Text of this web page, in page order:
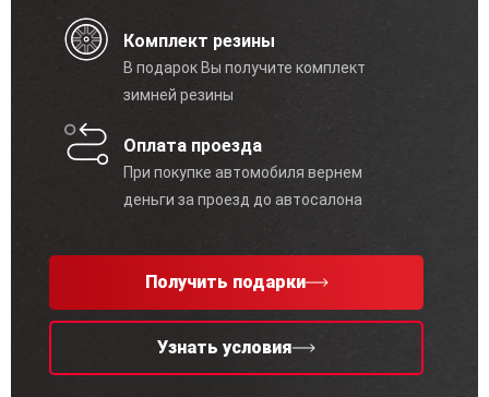
Комплект резины
В подарок Вы получите комплект
зимней резины
Оплата проезда
При покупке автомобиля вернем
деньги за проезд до автосалона
Получить подарки
Узнать условия